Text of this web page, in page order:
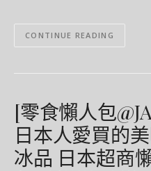
CONTINUE READING
[零食懶人包
日本人愛買的
冰品 日本超商